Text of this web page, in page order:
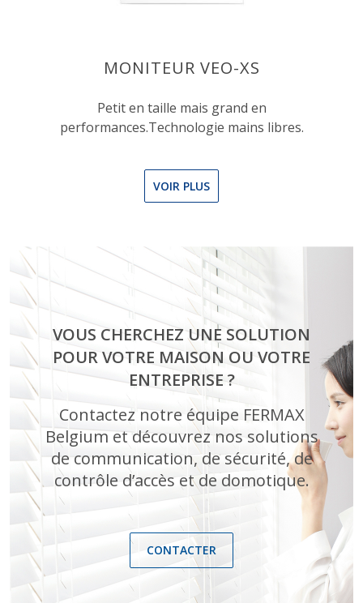
MONITEUR VEO-XS
Petit en taille mais grand en
performances.Technologie mains libres.
VOIR PLUS
VOUS CHERCHEZ UNE SOLUTION
POUR VOTRE MAISON OU VOTRE
ENTREPRISE ?
Contactez notre équipe FERMAX
Belgium et découvrez nos solutions
de communication, de sécurité, de
contrôle d’accès et de domotique.
CONTACTER